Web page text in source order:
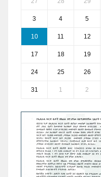
3 4 5
10 11 12
17 18 19
24 25 26
31 1 2